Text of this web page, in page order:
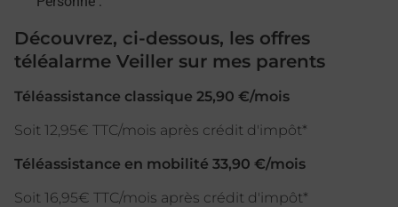
Découvrez, ci-dessous, les offres
téléalarme Veiller sur mes parents
Téléassistance classique 25,90 €/mois
Soit 12,95€ TTC/mois après crédit d'impôt*
Téléassistance en mobilité 33,90 €/mois
Soit 16,95€ TTC/mois après crédit d'impôt*